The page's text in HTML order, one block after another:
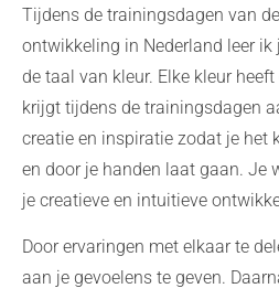
Tijdens de trainingsdagen van
ontwikkeling in Nederland leer ik
de taal van kleur. Elke kleur
krijgt tijdens de trainingsdagen
creatie en inspiratie zodat je het
en door je handen laat gaan. Je
je creatieve en intuitieve
Door ervaringen met elkaar te
aan je gevoelens te geven.